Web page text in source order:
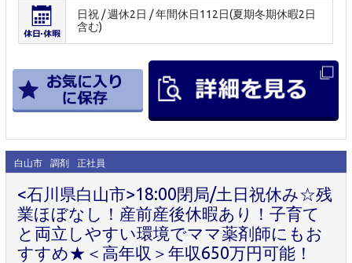
日祝 / 週休2日 / 年間休日112日(夏期冬期休暇2日
含む)
白山市 調剤 正社員
<石川県白山市>18:00閉局/土日祝休み☆残
業ほぼなし！産前産後休暇あり！子育て
と両立しやすい環境でママ薬剤師にもお
すすめ★＜高年収＞年収650万円可能！